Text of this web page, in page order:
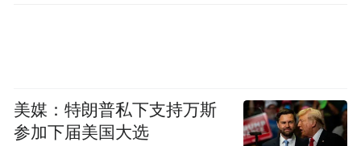
美媒：特朗普私下支持万斯
参加下届美国大选